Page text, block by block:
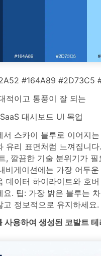
#164A89 #2D73C5
적이고 통풍이 잘 되는
SaaS 대시보드 UI 목업
서 스카이 블루로 이어지
유리 표면처럼 느껴집니
, 깔끔한 기술 분위기가
비게이션에는 가장 어두
데이터 하이라이트와 호
요. 팁: 가장 밝은 블루는
고 정보적으로 유지하세요.
용하여 생성된 코발트 테